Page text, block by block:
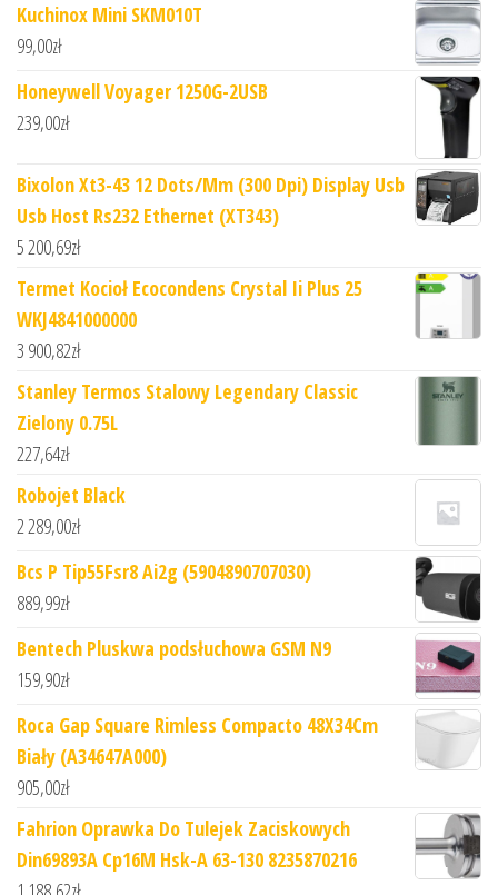
Kuchinox Mini SKM010T
99,00zł
Honeywell Voyager 1250G-2USB
239,00zł
Bixolon Xt3-43 12 Dots/Mm (300 Dpi) Display Usb
Usb Host Rs232 Ethernet (XT343)
5 200,69zł
Termet Kocioł Ecocondens Crystal Ii Plus 25
WKJ4841000000
3 900,82zł
Stanley Termos Stalowy Legendary Classic
Zielony 0.75L
227,64zł
Robojet Black
2 289,00zł
Bcs P Tip55Fsr8 Ai2g (5904890707030)
889,99zł
Bentech Pluskwa podsłuchowa GSM N9
159,90zł
Roca Gap Square Rimless Compacto 48X34Cm
Biały (A34647A000)
905,00zł
Fahrion Oprawka Do Tulejek Zaciskowych
Din69893A Cp16M Hsk-A 63-130 8235870216